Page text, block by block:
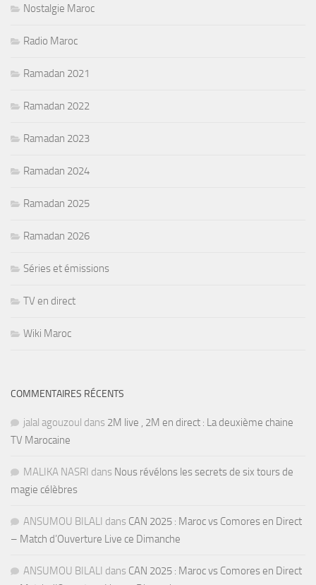
Nostalgie Maroc
Radio Maroc
Ramadan 2021
Ramadan 2022
Ramadan 2023
Ramadan 2024
Ramadan 2025
Ramadan 2026
Séries et émissions
TV en direct
Wiki Maroc
COMMENTAIRES RÉCENTS
jalal agouzoul dans 2M live , 2M en direct : La deuxième chaine
TV Marocaine
MALIKA NASRI dans Nous révélons les secrets de six tours de
magie célèbres
ANSUMOU BILALI dans CAN 2025 : Maroc vs Comores en Direct
– Match d’Ouverture Live ce Dimanche
ANSUMOU BILALI dans CAN 2025 : Maroc vs Comores en Direct